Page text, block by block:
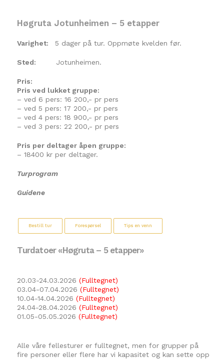
Høgruta Jotunheimen – 5 etapper
Varighet: 5 dager på tur. Oppmøte kvelden før.
Sted: Jotunheimen.
Pris:
Pris ved lukket gruppe:
– ved 6 pers: 16 200,- pr pers
– ved 5 pers: 17 200,- pr pers
– ved 4 pers: 18 900,- pr pers
– ved 3 pers: 22 200,- pr pers
Pris per deltager åpen gruppe:
– 18400 kr per deltager.
Turprogram
Guidene
Bestill tur Forespørsel Tips en venn
Turdatoer «Høgruta – 5 etapper»
20.03-24.03.2026(Fulltegnet)
03.04-07.04.2026(Fulltegnet)
10.04-14.04.2026(Fulltegnet)
24.04-28.04.2026(Fulltegnet)
01.05-05.05.2026(Fulltegnet)
Alle våre fellesturer er fulltegnet, men for grupper på
fire personer eller flere har vi kapasitet og kan sette opp